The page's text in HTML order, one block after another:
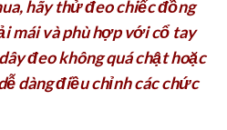
hãy thử đeo chiếc đồng
mái và phù hợp với cổ tay
đeo không quá chật hoặc
dàng điều chỉnh các chức